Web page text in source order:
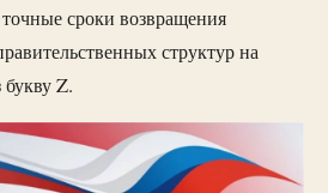
сроки возвращения
структур на
Z.